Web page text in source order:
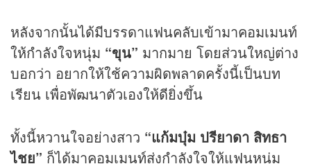
หลังจากนั้นได้มีบรรดาแฟนคลับเข้ามาคอมเมนท์
ให้กำลังใจหนุ่ม “ขุน” มากมาย โดยส่วนใหญ่ต่าง
บอกว่า อยากให้ใช้ความผิดพลาดครั้งนี้เป็นบท
เรียน เพื่อพัฒนาตัวเองให้ดียิ่งขึ้น
ทั้งนี้หวานใจอย่างสาว “แก้มบุ๋ม ปรียาดา สิทธา
ไชย” ก็ได้มาคอมเมนท์ส่งกำลังใจให้แฟนหนุ่ม